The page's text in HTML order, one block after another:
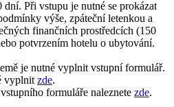
dní. Při vstupu je nutné se prokázat
výše, zpáteční letenkou a
finančních prostředcích (150
potvrzením hotelu o ubytování.
je nutné vyplnit vstupní formulář.
vyplnit zde.
formuláře naleznete zde.